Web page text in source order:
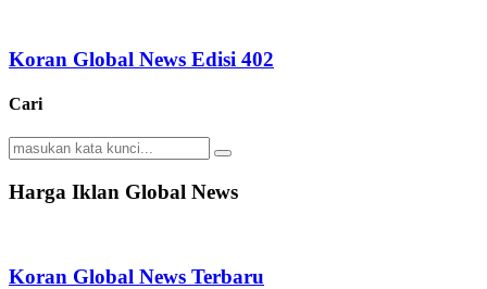
Koran Global News Edisi 402
Cari
Search
for:
Search
Harga Iklan Global News
Koran Global News Terbaru